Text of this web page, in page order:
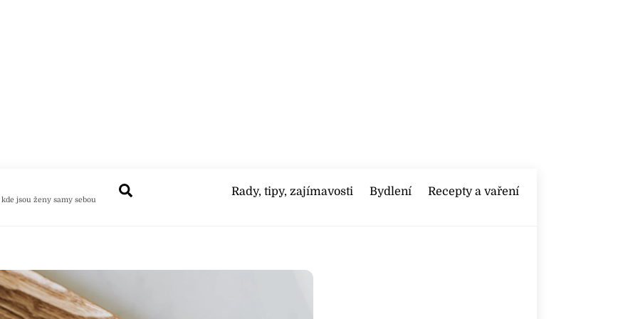
kde jsou ženy samy sebou
Rady, tipy, zajímavosti Bydlení Recepty a vaření